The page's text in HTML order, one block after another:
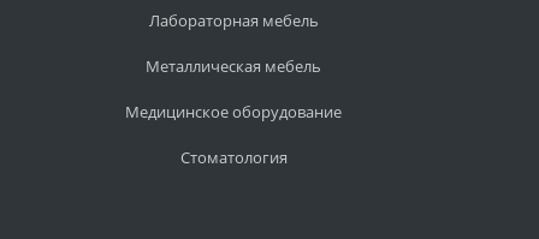
Лабораторная мебель
Металлическая мебель
Медицинское оборудование
Стоматология